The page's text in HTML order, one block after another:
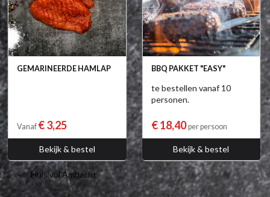
GEMARINEERDE HAMLAP
Vanaf € 3,25
Bekijk & bestel
BBQ PAKKET "EASY"
te bestellen vanaf 10
personen.
€ 18,40per persoon
Bekijk & bestel
Huis vol Ambacht